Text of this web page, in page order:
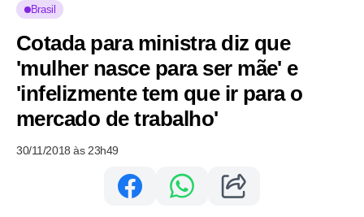
Brasil
Cotada para ministra diz que
'mulher nasce para ser mãe' e
'infelizmente tem que ir para o
mercado de trabalho'
30/11/2018 às 23h49